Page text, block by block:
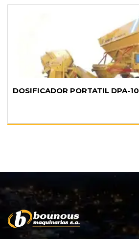
DOSIFICADOR PORTATIL DPA-10